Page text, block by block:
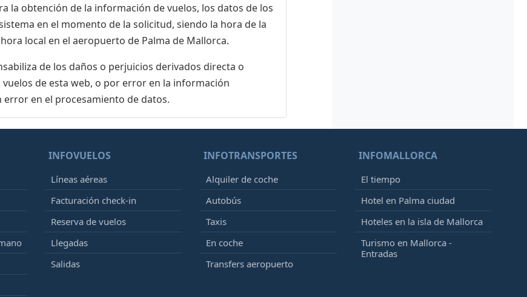
la obtención de la información de vuelos, los datos de los
en el momento de la solicitud, siendo la hora de la
local en el aeropuerto de Palma de Mallorca.
de los daños o perjuicios derivados directa o
de esta web, o por error en la información
en el procesamiento de datos.
INFOVUELOS
Líneas aéreas
Facturación check-in
Reserva de vuelos
Llegadas
Salidas
INFOTRANSPORTES
Alquiler de coche
Autobús
Taxis
En coche
Transfers aeropuerto
INFOMALLORCA
El tiempo
Hotel en Palma ciudad
Hoteles en la isla de Mallorca
Turismo en Mallorca -
Entradas